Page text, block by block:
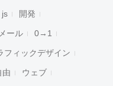
js 開発
メール 0→1
フィックデザイン
由 ウェブ